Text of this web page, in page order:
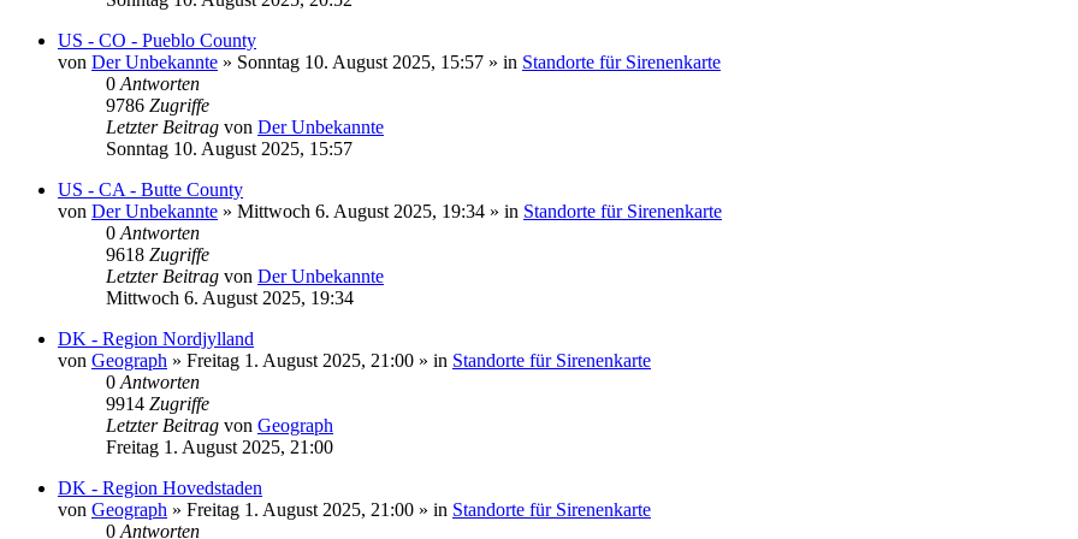
US - CO - Pueblo County
von Der Unbekannte » Sonntag 10. August 2025, 15:57 » in Standorte für Sirenenkarte
0 Antworten
9786 Zugriffe
Letzter Beitrag von Der Unbekannte
Sonntag 10. August 2025, 15:57
US - CA - Butte County
von Der Unbekannte » Mittwoch 6. August 2025, 19:34 » in Standorte für Sirenenkarte
0 Antworten
9618 Zugriffe
Letzter Beitrag von Der Unbekannte
Mittwoch 6. August 2025, 19:34
DK - Region Nordjylland
von Geograph » Freitag 1. August 2025, 21:00 » in Standorte für Sirenenkarte
0 Antworten
9914 Zugriffe
Letzter Beitrag von Geograph
Freitag 1. August 2025, 21:00
DK - Region Hovedstaden
von Geograph » Freitag 1. August 2025, 21:00 » in Standorte für Sirenenkarte
0 Antworten